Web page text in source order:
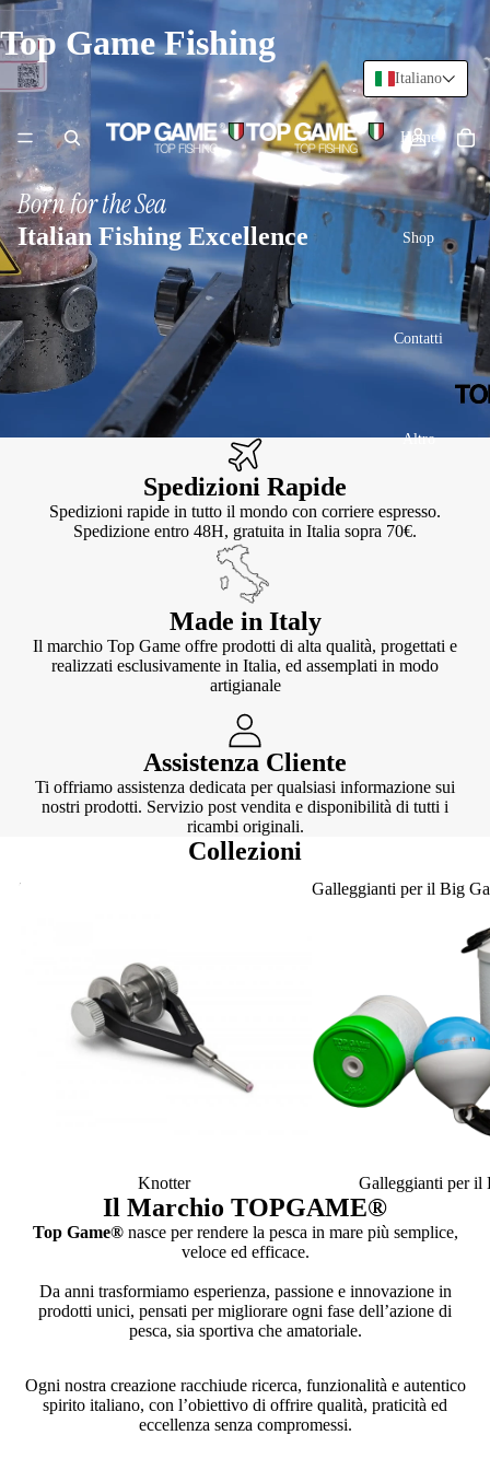
Top Game Fishing
Home
Shop
Contatti
Altro
Born for the Sea
Italian Fishing Excellence
Spedizioni Rapide
Spedizioni rapide in tutto il mondo con corriere espresso.
Spedizione entro 48H, gratuita in Italia sopra 70€.
Made in Italy
Il marchio Top Game offre prodotti di alta qualità, progettati e
realizzati esclusivamente in Italia, ed assemplati in modo
artigianale
Assistenza Cliente
Ti offriamo assistenza dedicata per qualsiasi informazione sui
nostri prodotti. Servizio post vendita e disponibilità di tutti i
ricambi originali.
Collezioni
Knotter
Knotter
Galleggianti per il Big
Galleggianti per il
Il Marchio TOPGAME®
Top Game®nasce per rendere la pesca in mare più semplice,
veloce ed efficace.
Da anni trasformiamo esperienza, passione e innovazione in
prodotti unici, pensati per migliorare ogni fase dell’azione di
pesca, sia sportiva che amatoriale.
Ogni nostra creazione racchiude ricerca, funzionalità e autentico
spirito italiano, con l’obiettivo di offrire qualità, praticità ed
eccellenza senza compromessi.
Italiano